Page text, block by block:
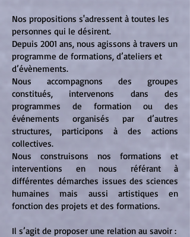
Nos propositions s'adressent à toutes les
personnes qui le désirent.
Depuis 2001 ans, nous agissons à travers un
programme de formations, d’ateliers et
d’évènements.
Nous accompagnons des groupes
constitués, intervenons dans des
programmes de formation ou des
événements organisés par d’autres
structures, participons à des actions
collectives.
​Nous construisons nos formations et
interventions en nous référant à
différentes démarches issues des sciences
humaines mais aussi artistiques en
fonction des projets et des formations.
Il s’agit de proposer une relation au savoir :